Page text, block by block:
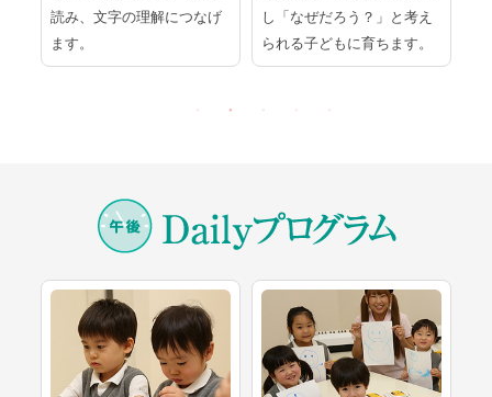
読み、文字の理解につなげ
ます。
し「なぜだろう？」と考え
られる子どもに育ちます。